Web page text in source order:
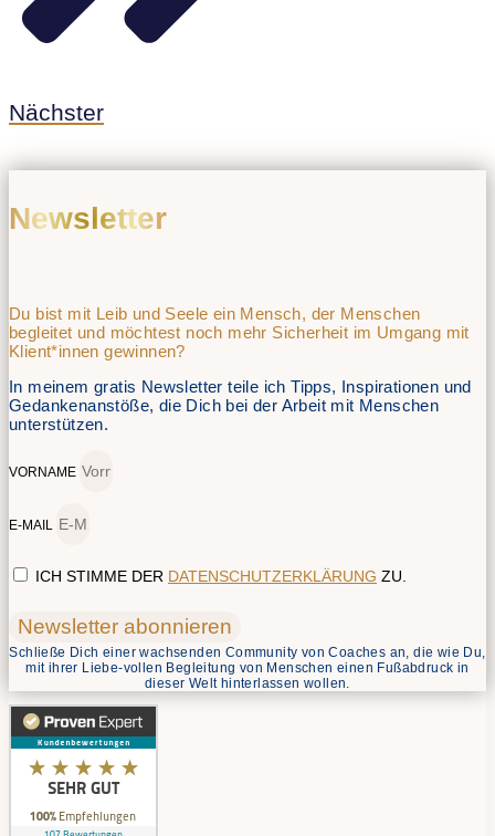
Nächster
Newsletter
Du bist mit Leib und Seele ein Mensch, der Menschen
begleitet und möchtest noch mehr Sicherheit im Umgang mit
Klient*innen gewinnen?
In meinem gratis Newsletter teile ich Tipps, Inspirationen und
Gedankenanstöße, die Dich bei der Arbeit mit Menschen
unterstützen.
VORNAME
E-MAIL
ICH STIMME DER DATENSCHUTZERKLÄRUNG ZU.
Newsletter abonnieren
Schließe Dich einer wachsenden Community von Coaches an, die wie Du,
mit ihrer Liebe-vollen Begleitung von Menschen einen Fußabdruck in
dieser Welt hinterlassen wollen.